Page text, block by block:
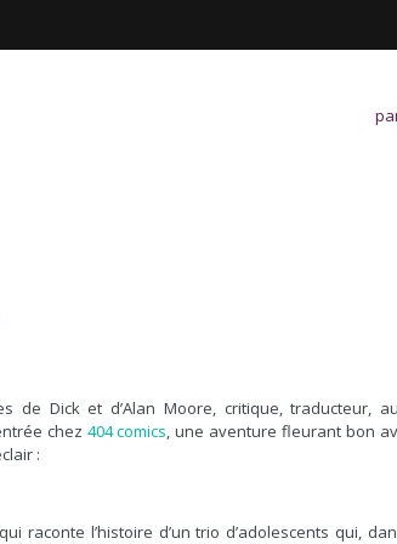
Dick et d’Alan Moore, critique, traducteur,
chez 404 comics, une aventure fleurant bon
:
raconte l’histoire d’un trio d’adolescents qui,